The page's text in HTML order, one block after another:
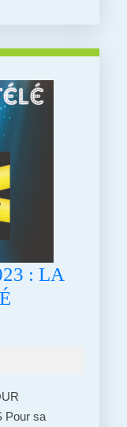
: LA
Pour sa